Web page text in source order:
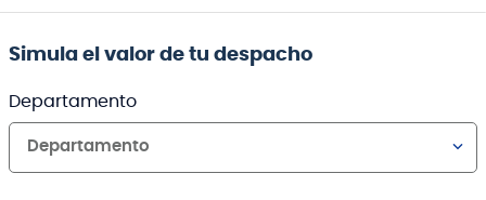
Simula el valor de tu despacho
Departamento
Departamento